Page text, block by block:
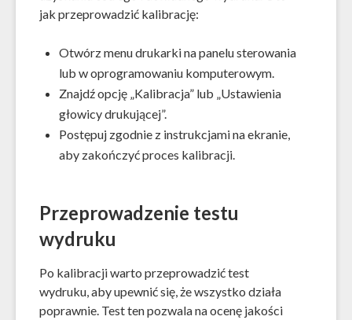
jak przeprowadzić kalibrację:
Otwórz menu drukarki na panelu sterowania
lub w oprogramowaniu komputerowym.
Znajdź opcję „Kalibracja” lub „Ustawienia
głowicy drukującej”.
Postępuj zgodnie z instrukcjami na ekranie,
aby zakończyć proces kalibracji.
Przeprowadzenie testu
wydruku
Po kalibracji warto przeprowadzić test
wydruku, aby upewnić się, że wszystko działa
poprawnie. Test ten pozwala na ocenę jakości